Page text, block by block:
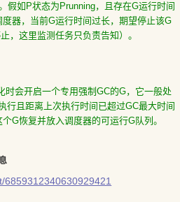
假如P状态为Prunning，且存在G运行时间
器，当前G运行时间过长，期望停止该G
，这里监测任务只负责告知）。
时会开启一个专用强制GC的G，它一般处
行且距离上次执行时间已超过GC最大时间
G恢复并放入调度器的可运行G队列。
6859312340630929421